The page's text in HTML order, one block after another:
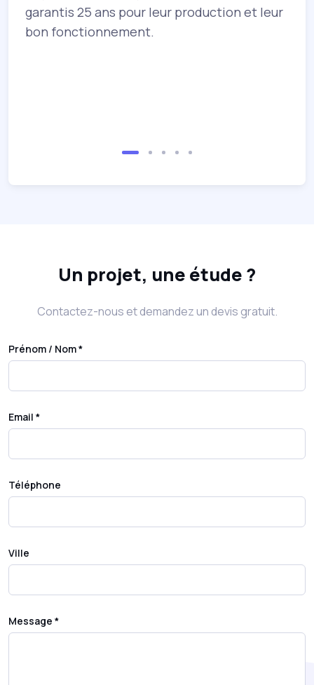
garantis 25 ans pour leur production et leur
bon fonctionnement.
Un projet, une étude ?
Contactez-nous et demandez un devis gratuit.
Prénom / Nom *
Email *
Téléphone
Ville
Message *